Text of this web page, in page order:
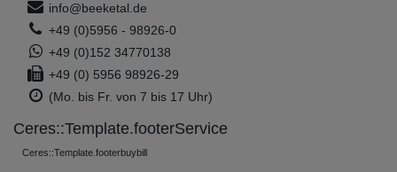
info@beeketal.de
+49 (0)5956 - 98926-0
+49 (0)152 34770138
+49 (0) 5956 98926-29
(Mo. bis Fr. von 7 bis 17 Uhr)
Ceres::Template.footerService
Ceres::Template.footerbuybill